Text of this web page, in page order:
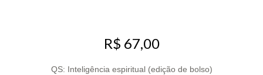
R$ 67,00
QS: Inteligência espiritual (edição de bolso)